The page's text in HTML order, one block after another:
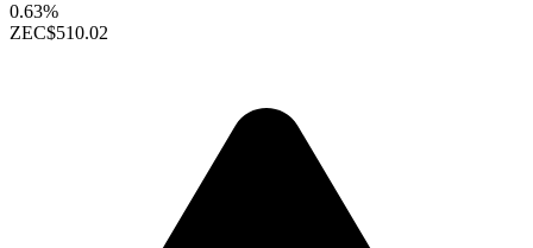
0.63%
ZEC$510.02